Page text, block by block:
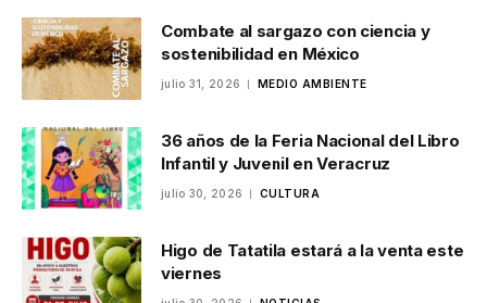
Combate al sargazo con ciencia y
sostenibilidad en México
julio 31, 2026 MEDIO AMBIENTE
36 años de la Feria Nacional del Libro
Infantil y Juvenil en Veracruz
julio 30, 2026 CULTURA
Higo de Tatatila estará a la venta este
viernes